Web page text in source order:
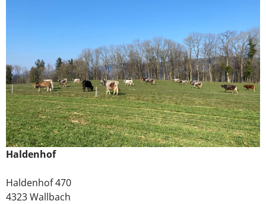
Haldenhof
Haldenhof 470
4323 Wallbach